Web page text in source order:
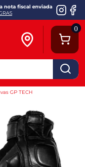
nota fiscal enviada
0
GP TECH